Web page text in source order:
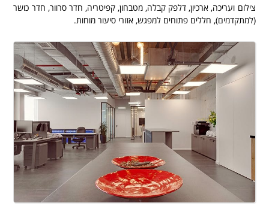
צילום ועריכה, ארכיון, דלפק קבלה, מטבחון, קפיטריה, חדר סרוור, חדר כושר
(למתקדמים), חללים פתוחים למפגש, אזורי סיעור מוחות.